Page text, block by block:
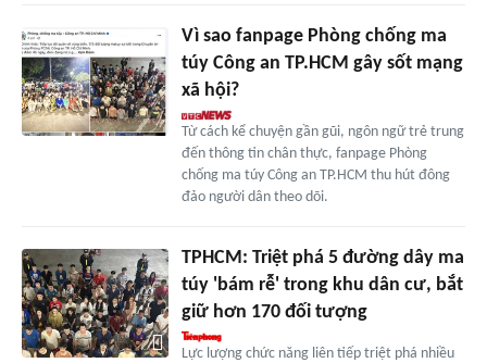
Vì sao fanpage Phòng chống ma
túy Công an TP.HCM gây sốt mạng
xã hội?
Từ cách kể chuyện gần gũi, ngôn ngữ trẻ trung
đến thông tin chân thực, fanpage Phòng
chống ma túy Công an TP.HCM thu hút đông
đảo người dân theo dõi.
TPHCM: Triệt phá 5 đường dây ma
túy 'bám rễ' trong khu dân cư, bắt
giữ hơn 170 đối tượng
Lực lượng chức năng liên tiếp triệt phá nhiều